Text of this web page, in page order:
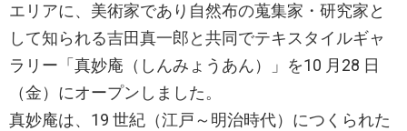
エリアに、美術家であり自然布の蒐集家・研究家と
して知られる吉田真一郎と共同でテキスタイルギャ
ラリー「真妙庵（しんみょうあん）」を10 月28 日
（金）にオープンしました。
真妙庵は、19 世紀（江戸～明治時代）につくられた